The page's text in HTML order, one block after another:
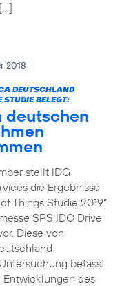
2018
DEUTSCHLAND
STUDIE BELEGT:
deutschen
stellt IDG
die Ergebnisse
Things Studie 2019“
SPS IDC Drive
Diese von
befasst
Entwicklungen des